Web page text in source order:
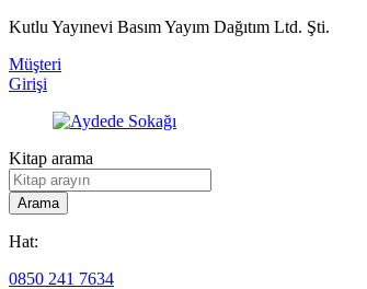
Kutlu Yayınevi Basım Yayım Dağıtım Ltd. Şti.
Müşteri
Girişi
Kitap arama
Arama
Hat:
0850 241 7634